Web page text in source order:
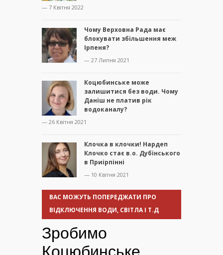
— 7 Квітня 2022
Чому Верховна Рада має
блокувати збільшення меж
Ірпеня?
— 27 Липня 2021
Коцюбинське може
залишитися без води. Чому
Даніш не платив рік
водоканалу?
— 26 Квітня 2021
Клочка в клочки! Нардеп
Клочко стає в.о. Дубінського
в Приірпінні
— 10 Квітня 2021
ВАС МОЖУТЬ ПОПЕРЕДЖАТИ ПРО
ВІДКЛЮЧЕННЯ ВОДИ, СВІТЛА І Т.Д